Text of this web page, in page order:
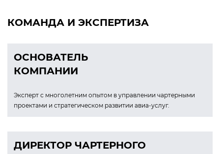
КОМАНДА И ЭКСПЕРТИЗА
ОСНОВАТЕЛЬ
КОМПАНИИ
Эксперт с многолетним опытом в управлении чартерными
проектами и стратегическом развитии авиа-услуг.
ДИРЕКТОР ЧАРТЕРНОГО